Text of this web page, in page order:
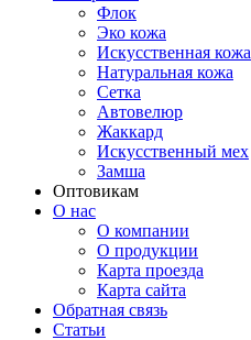
Флок
Эко кожа
Искусственная кожа
Натуральная кожа
Сетка
Автовелюр
Жаккард
Искусственный мех
Замша
Оптовикам
О нас
О компании
О продукции
Карта проезда
Карта сайта
Обратная связь
Статьи